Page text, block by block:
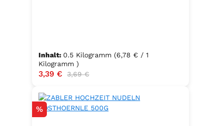
Inhalt: 0.5 Kilogramm (6,78 € / 1
Kilogramm )
Verkaufspreis:
3,39 € Regulärer Preis:
3,69 €
Rabatt
%